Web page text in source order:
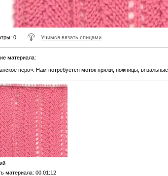
: 0 Учимся вязать спицами
материала:
перо». Нам потребуется моток пряжи, ножницы,
материала: 00:01:12